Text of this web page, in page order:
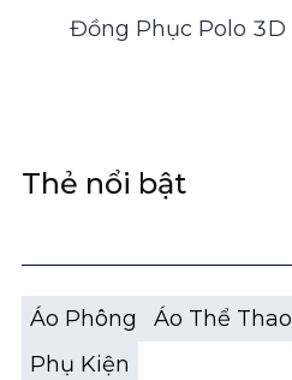
Đồng Phục Polo 3D
Thẻ nổi bật
Áo Phông Áo Thể Thao
Phụ Kiện